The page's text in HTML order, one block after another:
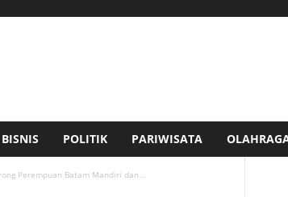
BISNIS POLITIK PARIWISATA
Perempuan Batam Mandiri dan...